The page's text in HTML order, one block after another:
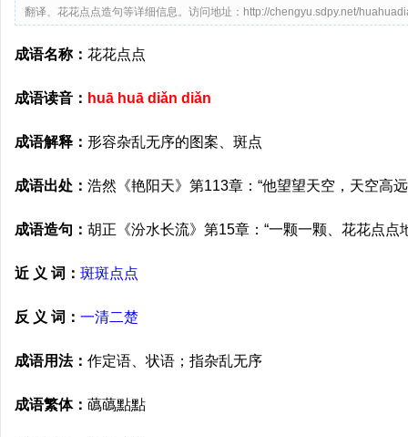
翻译、花花点点造句等详细信息。访问地址：http://chengyu.sdpy.net/
成语名称： 花花点点
成语读音： huā huā diǎn diǎn
成语解释： 形容杂乱无序的图案、斑点
成语出处： 浩然《艳阳天》第113章：“他望望天空，天空高
成语造句： 胡正《汾水长流》第15章：“一颗一颗、花花点点
近 义 词： 斑斑点点
反 义 词： 一清二楚
成语用法： 作定语、状语；指杂乱无序
成语繁体： 蘤蘤點點